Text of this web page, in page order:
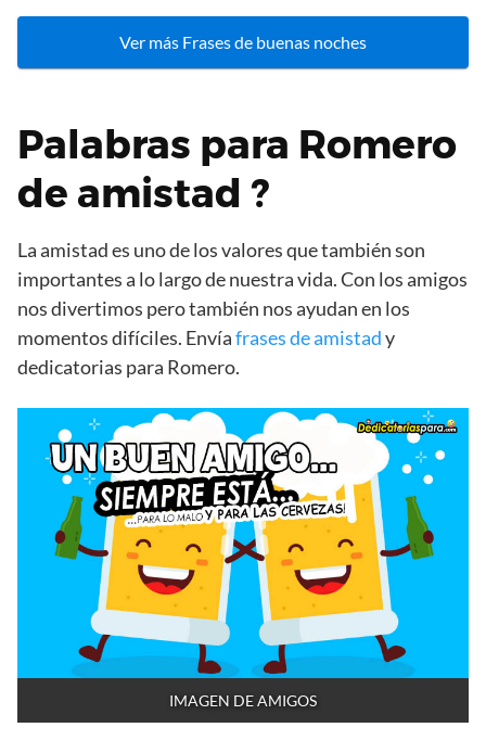
Ver más Frases de buenas noches
Palabras para Romero
de amistad ?
La amistad es uno de los valores que también son
importantes a lo largo de nuestra vida. Con los amigos
nos divertimos pero también nos ayudan en los
momentos difíciles. Envíafrases de amistady
dedicatorias para Romero.
IMAGEN DE AMIGOS